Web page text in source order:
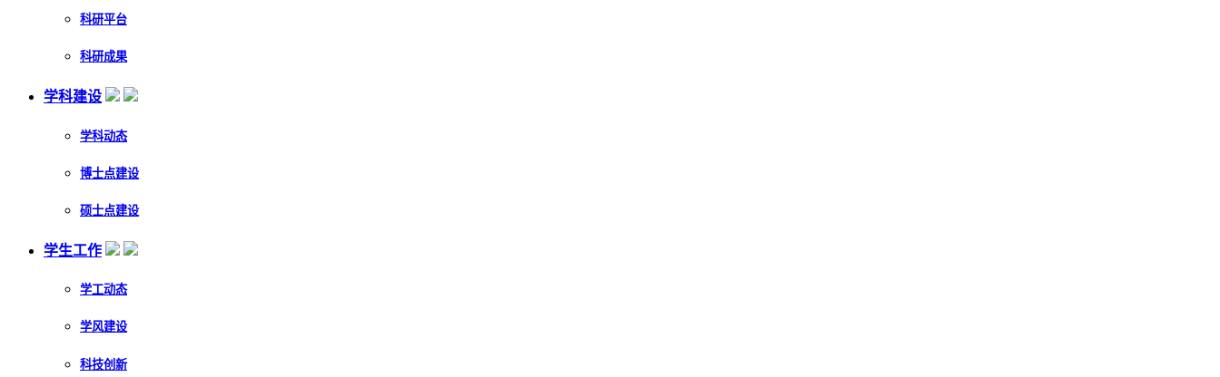
科研平台
科研成果
学科建设
学科动态
博士点建设
硕士点建设
学生工作
学工动态
学风建设
科技创新